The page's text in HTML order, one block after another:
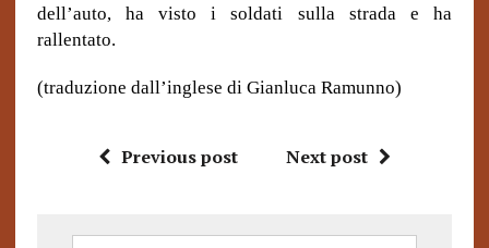
dell’auto, ha visto i soldati sulla strada e ha
rallentato.
(traduzione dall’inglese di Gianluca Ramunno)
Previous post Next post